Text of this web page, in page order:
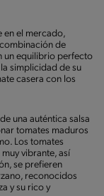
en el mercado,
de
un equilibrio perfecto
simplicidad de su
casera con los
una auténtica salsa
tomates maduros
Los tomates
vibrante, así
se prefieren
reconocidos
y su rico y